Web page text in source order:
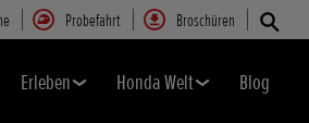
Probefahrt Broschüren
Erleben Honda Welt Blog